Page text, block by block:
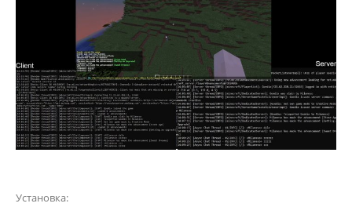
Установка: